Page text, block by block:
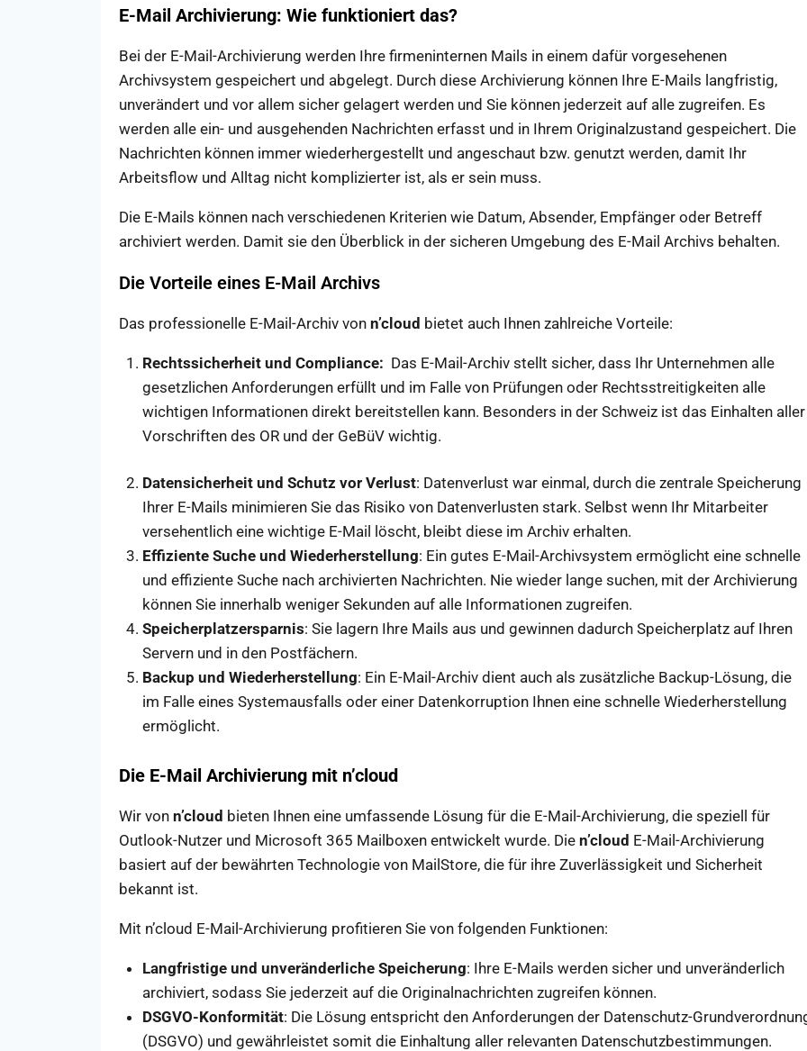
E-Mail Archivierung: Wie funktioniert das?
Bei der E-Mail-Archivierung werden Ihre firmeninternen Mails in einem dafür vorgesehenen
Archivsystem gespeichert und abgelegt. Durch diese Archivierung können Ihre E-Mails langfristig,
unverändert und vor allem sicher gelagert werden und Sie können jederzeit auf alle zugreifen. Es
werden alle ein- und ausgehenden Nachrichten erfasst und in Ihrem Originalzustand gespeichert. Die
Nachrichten können immer wiederhergestellt und angeschaut bzw. genutzt werden, damit Ihr
Arbeitsflow und Alltag nicht komplizierter ist, als er sein muss.
Die E-Mails können nach verschiedenen Kriterien wie Datum, Absender, Empfänger oder Betreff
archiviert werden. Damit sie den Überblick in der sicheren Umgebung des E-Mail Archivs behalten.
Die Vorteile eines E-Mail Archivs
Das professionelle E-Mail-Archiv von n’cloud bietet auch Ihnen zahlreiche Vorteile:
Rechtssicherheit und Compliance: Das E-Mail-Archiv stellt sicher, dass Ihr Unternehmen alle
gesetzlichen Anforderungen erfüllt und im Falle von Prüfungen oder Rechtsstreitigkeiten alle
wichtigen Informationen direkt bereitstellen kann. Besonders in der Schweiz ist das Einhalten aller
Vorschriften des OR und der GeBüV wichtig.
Datensicherheit und Schutz vor Verlust: Datenverlust war einmal, durch die zentrale Speicherung
Ihrer E-Mails minimieren Sie das Risiko von Datenverlusten stark. Selbst wenn Ihr Mitarbeiter
versehentlich eine wichtige E-Mail löscht, bleibt diese im Archiv erhalten.
Effiziente Suche und Wiederherstellung: Ein gutes E-Mail-Archivsystem ermöglicht eine schnelle
und effiziente Suche nach archivierten Nachrichten. Nie wieder lange suchen, mit der Archivierung
können Sie innerhalb weniger Sekunden auf alle Informationen zugreifen.
Speicherplatzersparnis: Sie lagern Ihre Mails aus und gewinnen dadurch Speicherplatz auf Ihren
Servern und in den Postfächern.
Backup und Wiederherstellung: Ein E-Mail-Archiv dient auch als zusätzliche Backup-Lösung, die
im Falle eines Systemausfalls oder einer Datenkorruption Ihnen eine schnelle Wiederherstellung
ermöglicht.
Die E-Mail Archivierung mit n’cloud
Wir von n’cloud bieten Ihnen eine umfassende Lösung für die E-Mail-Archivierung, die speziell für
Outlook-Nutzer und Microsoft 365 Mailboxen entwickelt wurde. Die n’cloud E-Mail-Archivierung
basiert auf der bewährten Technologie von MailStore, die für ihre Zuverlässigkeit und Sicherheit
bekannt ist.
Mit n’cloud E-Mail-Archivierung profitieren Sie von folgenden Funktionen:
Langfristige und unveränderliche Speicherung: Ihre E-Mails werden sicher und unveränderlich
archiviert, sodass Sie jederzeit auf die Originalnachrichten zugreifen können.
DSGVO-Konformität: Die Lösung entspricht den Anforderungen der Datenschutz-
(DSGVO) und gewährleistet somit die Einhaltung aller relevanten Datenschutzbestimmungen.